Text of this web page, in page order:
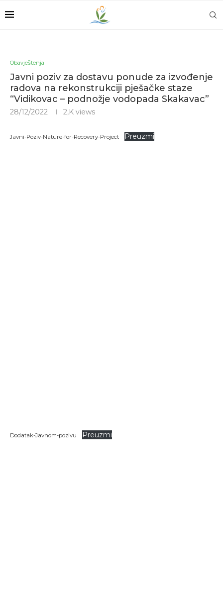
Obavještenja
Javni poziv za dostavu ponude za izvođenje
radova na rekonstrukciji pješačke staze
“Vidikovac – podnožje vodopada Skakavac”
28/12/2022 2,K views
Javni-Poziv-Nature-for-Recovery-Project Preuzmi
Dodatak-Javnom-pozivu Preuzmi